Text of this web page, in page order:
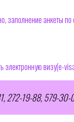
заполнение анкеты по
электронную визу(e-
272-19-88, 579-30-